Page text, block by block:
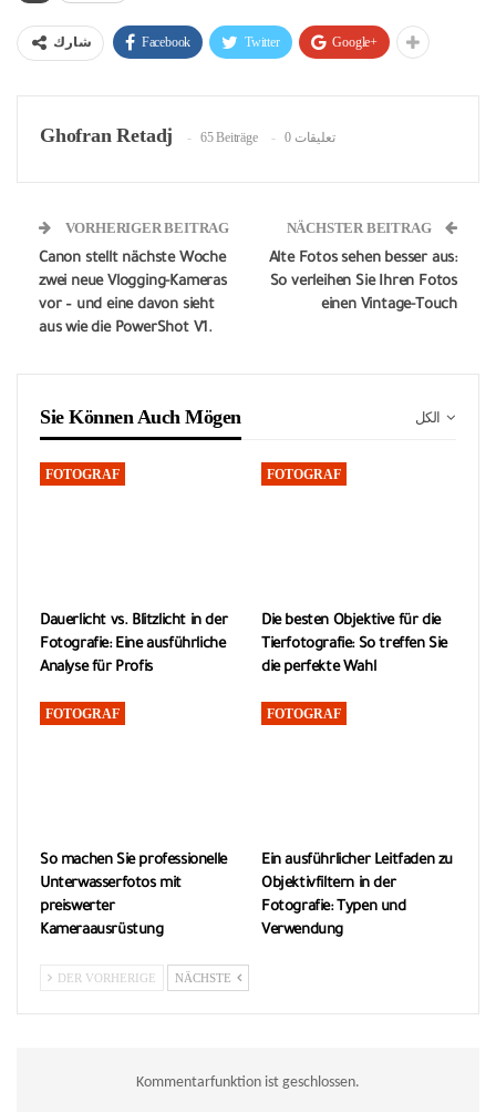
شارك Facebook Twitter Google+
Ghofran Retadj 65 Beiträge 0 تعليقات
VORHERIGER BEITRAG
Canon stellt nächste Woche
zwei neue Vlogging-Kameras
vor – und eine davon sieht
aus wie die PowerShot V1.
NÄCHSTER BEITRAG
Alte Fotos sehen besser aus:
So verleihen Sie Ihren Fotos
einen Vintage-Touch
Sie Können Auch Mögen
FOTOGRAF
Dauerlicht vs. Blitzlicht in der
Fotografie: Eine ausführliche
Analyse für Profis
FOTOGRAF
Die besten Objektive für die
Tierfotografie: So treffen Sie
die perfekte Wahl
FOTOGRAF
So machen Sie professionelle
Unterwasserfotos mit
preiswerter
Kameraausrüstung
FOTOGRAF
Ein ausführlicher Leitfaden zu
Objektivfiltern in der
Fotografie: Typen und
Verwendung
DER VORHERIGE NÄCHSTE
Kommentarfunktion ist geschlossen.